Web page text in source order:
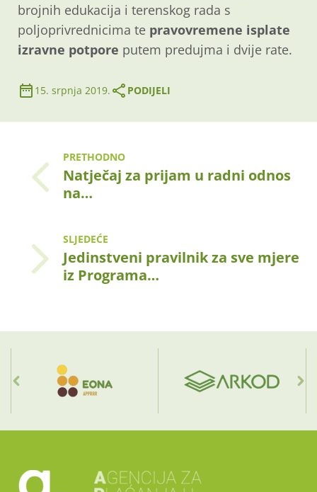
brojnih edukacija i terenskog rada s
poljoprivrednicima te pravovremene isplate
izravne potpore putem predujma i dvije rate.
15. srpnja 2019. PODIJELI
PRETHODNO
Natječaj za prijam u radni odnos
na…
SLJEDEĆE
Jedinstveni pravilnik za sve mjere
iz Programa…